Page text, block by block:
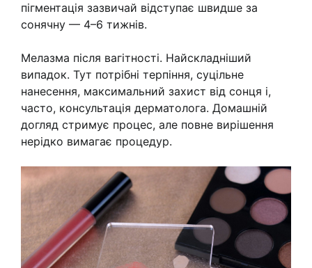
пігментація зазвичай відступає швидше за
сонячну — 4–6 тижнів.
Мелазма після вагітності. Найскладніший
випадок. Тут потрібні терпіння, суцільне
нанесення, максимальний захист від сонця і,
часто, консультація дерматолога. Домашній
догляд стримує процес, але повне вирішення
нерідко вимагає процедур.